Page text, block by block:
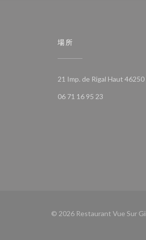
場所
21 Imp. de Rigal Haut
06 71 16 95 23
© 2026 Restaurant Vue Sur